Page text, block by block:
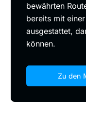
bewährten
bereits mit
ausgestattet,
können.
Zu den